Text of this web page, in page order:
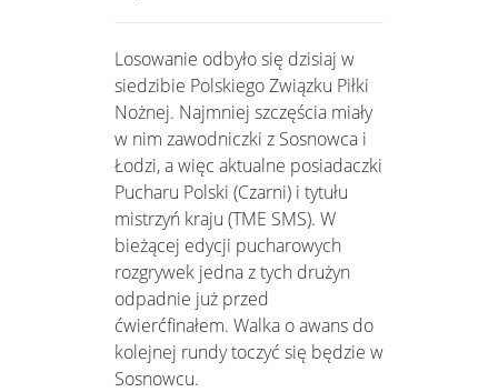
Losowanie odbyło się dzisiaj w
siedzibie Polskiego Związku Piłki
Nożnej. Najmniej szczęścia miały
w nim zawodniczki z Sosnowca i
Łodzi, a więc aktualne posiadaczki
Pucharu Polski (Czarni) i tytułu
mistrzyń kraju (TME SMS). W
bieżącej edycji pucharowych
rozgrywek jedna z tych drużyn
odpadnie już przed
ćwierćfinałem. Walka o awans do
kolejnej rundy toczyć się będzie w
Sosnowcu.